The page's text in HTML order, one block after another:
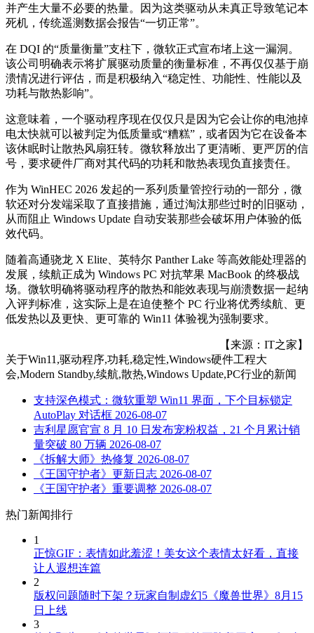
并产生大量不必要的热量。因为这类驱动从未真正导致笔记本
死机，传统遥测数据会报告“一切正常”。
在 DQI 的“质量衡量”支柱下，微软正式宣布堵上这一漏洞。
该公司明确表示将扩展驱动质量的衡量标准，不再仅仅基于崩
溃情况进行评估，而是积极纳入“稳定性、功能性、性能以及
功耗与散热影响”。
这意味着，一个驱动程序现在仅仅只是因为它会让你的电池掉
电太快就可以被判定为低质量或“糟糕”，或者因为它在设备本
该休眠时让散热风扇狂转。微软释放出了更清晰、更严厉的信
号，要求硬件厂商对其代码的功耗和散热表现负直接责任。
作为 WinHEC 2026 发起的一系列质量管控行动的一部分，微
软还对分发端采取了直接措施，通过淘汰那些过时的旧驱动，
从而阻止 Windows Update 自动安装那些会破坏用户体验的低
效代码。
随着高通骁龙 X Elite、英特尔 Panther Lake 等高效能处理器的
发展，续航正成为 Windows PC 对抗苹果 MacBook 的终极战
场。微软明确将驱动程序的散热和能效表现与崩溃数据一起纳
入评判标准，这实际上是在迫使整个 PC 行业将优秀续航、更
低发热以及更快、更可靠的 Win11 体验视为强制要求。
【来源：IT之家】
关于Win11,驱动程序,功耗,稳定性,Windows硬件工程大
会,Modern Standby,续航,散热,Windows Update,PC行业的新闻
支持深色模式：微软重塑 Win11 界面，下个目标锁定
AutoPlay 对话框 2026-08-07
吉利星愿官宣 8 月 10 日发布宠粉权益，21 个月累计销
量突破 80 万辆 2026-08-07
《拆解大师》热修复 2026-08-07
《王国守护者》更新日志 2026-08-07
《王国守护者》重要调整 2026-08-07
热门新闻排行
1
正惊GIF：表情如此羞涩！美女这个表情太好看，直接
让人遐想连篇
2
版权问题随时下架？玩家自制虚幻5《魔兽世界》8月15
日上线
3